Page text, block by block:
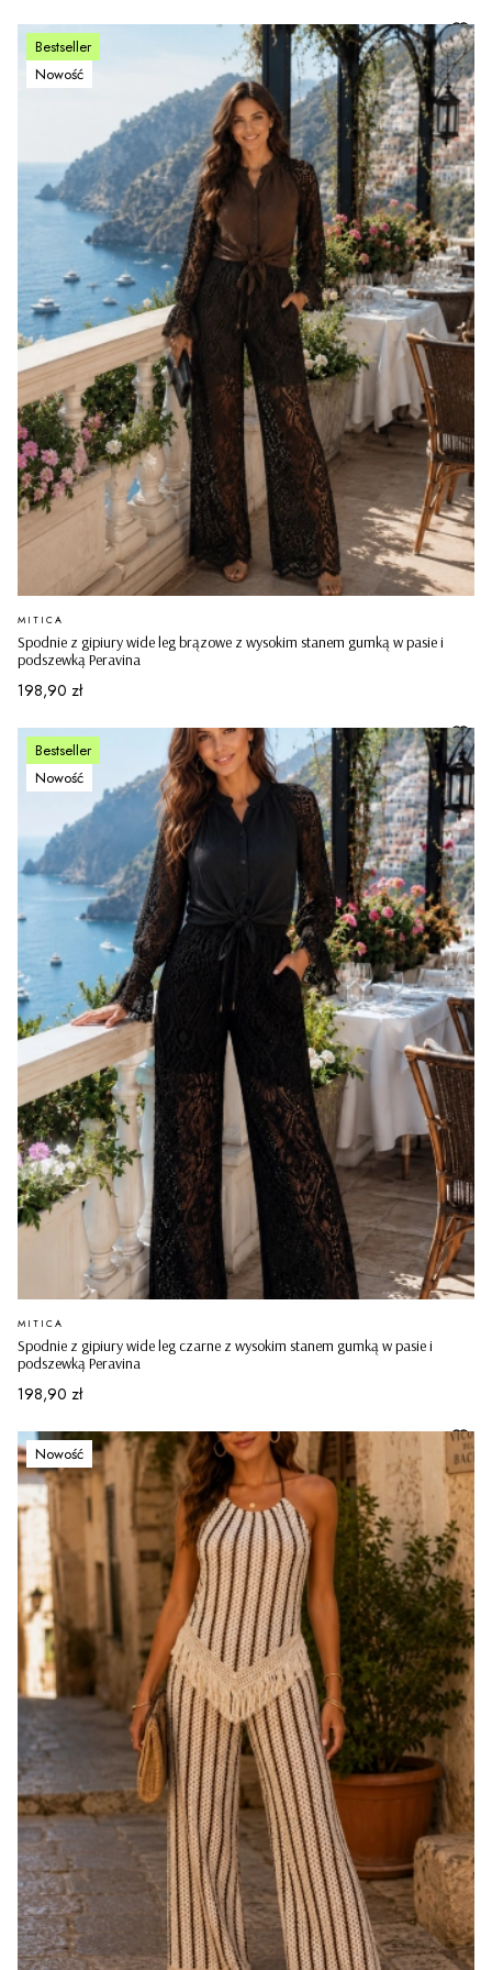
Bestseller
Nowość
Spodnie z gipiury wide leg brązowe z wysokim stanem gumką w pasie i
podszewką Peravina
PRODUCENT
MITICA
Cena
198,90 zł
Bestseller
Nowość
Spodnie z gipiury wide leg czarne z wysokim stanem gumką w pasie i
podszewką Peravina
PRODUCENT
MITICA
Cena
198,90 zł
Nowość